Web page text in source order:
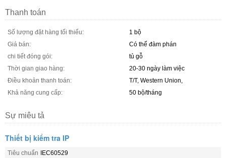
Thanh toán
Số lượng đặt hàng tối thiểu:
1 bộ
Giá bán:
Có thể đàm phán
chi tiết đóng gói:
tủ gỗ
Thời gian giao hàng:
20-30 ngày làm việc
Điều khoản thanh toán:
T/T, Western Union,
Khả năng cung cấp:
50 bộ/tháng
Sự miêu tả
Thiết bị kiểm tra IP
Tiêu chuẩn IEC60529